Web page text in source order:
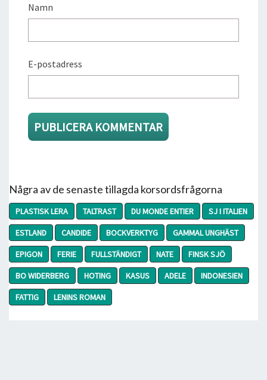
Namn
E-postadress
Några av de senaste tillagda korsordsfrågorna
PLASTISK LERA TALTRAST DU MONDE ENTIER
SJ I ITALIEN
ESTLAND
CANDIDE BOCKVERKTYG
GAMMAL UNGHÄST
EPIGON
FERIE FULLSTÄNDIGT NATE
FINSK SJÖ
BO WIDERBERG
HOTING KASUS ADELE
INDONESIEN
FATTIG
LENINS ROMAN